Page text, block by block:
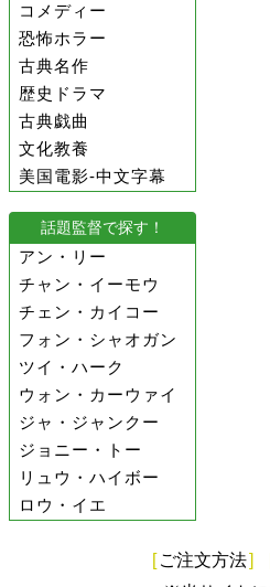
コメディー
恐怖ホラー
古典名作
歴史ドラマ
古典戯曲
文化教養
美国電影-中文字幕
話題監督で探す！
アン・リー
チャン・イーモウ
チェン・カイコー
フォン・シャオガン
ツイ・ハーク
ウォン・カーウァイ
ジャ・ジャンクー
ジョニー・トー
リュウ・ハイボー
ロウ・イエ
[ ご注文方法]